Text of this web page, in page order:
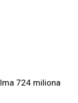
724 miliona